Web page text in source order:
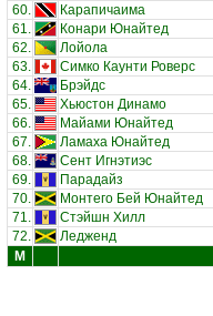
60.
Карапичаима
61.
Конари Юнайтед
62.
Лойола
63.
Симко Каунти Роверс
64.
Брэйдс
65.
Хьюстон Динамо
66.
Майами Юнайтед
67.
Ламаха Юнайтед
68.
Сент Игнэтиэс
69.
Парадайз
70.
Монтего Бей Юнайтед
71.
Стэйшн Хилл
72.
Ледженд
М